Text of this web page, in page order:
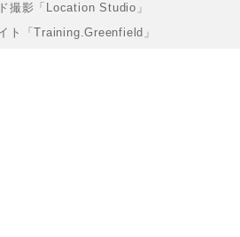
撮影「Location Studio」
ト「Training.Greenfield」